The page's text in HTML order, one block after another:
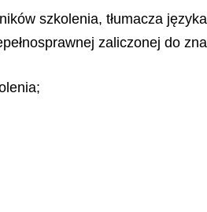
szkolenia, tłumacza
zaliczonej do